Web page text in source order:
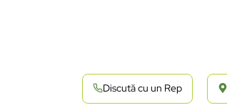
Discută cu un Rep